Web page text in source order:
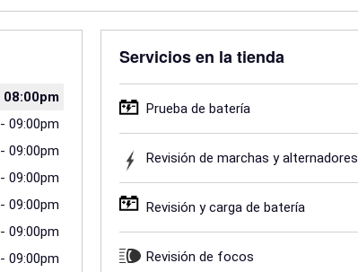
08:00pm
- 09:00pm
- 09:00pm
- 09:00pm
- 09:00pm
- 09:00pm
- 09:00pm
Servicios en la tienda
Prueba de batería
Revisión de marchas y alternadores
Revisión y carga de batería
Revisión de focos